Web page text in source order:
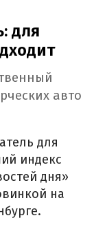
для
авто
для
индекс
дня»
на